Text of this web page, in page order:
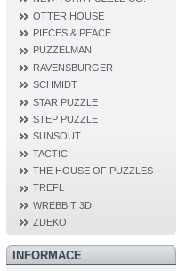
OTTER HOUSE
PIECES & PEACE
PUZZELMAN
RAVENSBURGER
SCHMIDT
STAR PUZZLE
STEP PUZZLE
SUNSOUT
TACTIC
THE HOUSE OF PUZZLES
TREFL
WREBBIT 3D
ZDEKO
INFORMACE